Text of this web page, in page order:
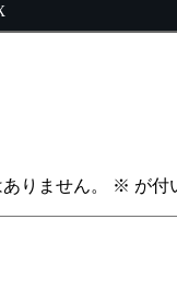
りません。 ※ が付